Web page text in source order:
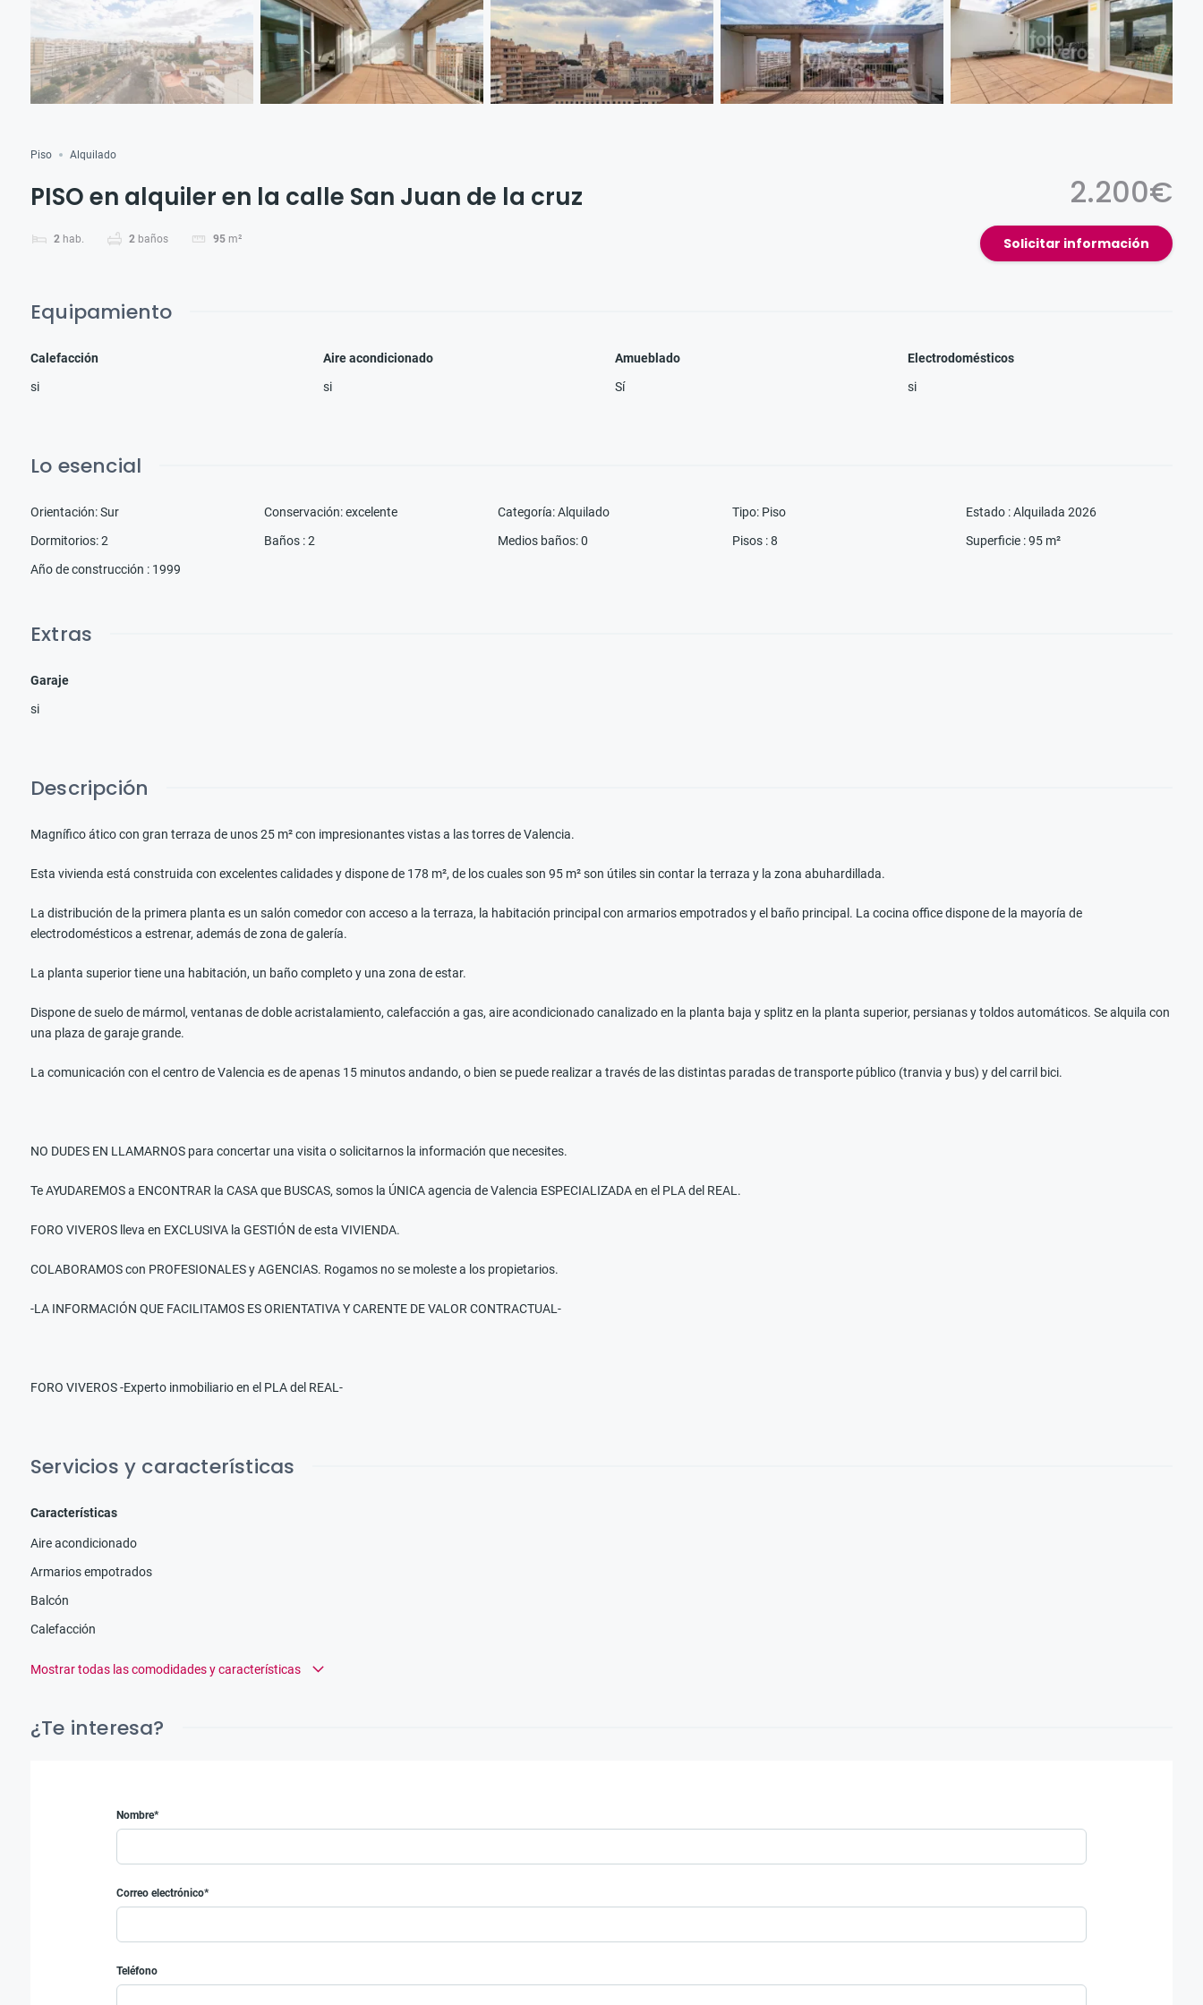
Piso Alquilado
PISO en alquiler en la calle San Juan de la cruz
2 hab. 2 baños 95 m²
2.200€
Solicitar información
Equipamiento
Calefacción
si
Aire acondicionado
si
Amueblado
Sí
Electrodomésticos
si
Lo esencial
Orientación:Sur Conservación:excelente Categoría: Alquilado Tipo: Piso Estado : Alquilada 2026
Dormitorios:2 Baños :2 Medios baños: 0 Pisos : 8 Superficie : 95 m²
Año de construcción : 1999
Extras
Garaje
si
Descripción
Magnífico ático con gran terraza de unos 25 m² con impresionantes vistas a las torres de Valencia.
Esta vivienda está construida con excelentes calidades y dispone de 178 m², de los cuales son 95 m² son útiles sin contar la terraza y la zona abuhardillada.
La distribución de la primera planta es un salón comedor con acceso a la terraza, la habitación principal con armarios empotrados y el baño principal. La cocina office dispone de la mayoría de
electrodomésticos a estrenar, además de zona de galería.
La planta superior tiene una habitación, un baño completo y una zona de estar.
Dispone de suelo de mármol, ventanas de doble acristalamiento, calefacción a gas, aire acondicionado canalizado en la planta baja y splitz en la planta superior, persianas y toldos automáticos. Se alquila con
una plaza de garaje grande.
La comunicación con el centro de Valencia es de apenas 15 minutos andando, o bien se puede realizar a través de las distintas paradas de transporte público (tranvia y bus) y del carril bici.
NO DUDES EN LLAMARNOS para concertar una visita o solicitarnos la información que necesites.
Te AYUDAREMOS a ENCONTRAR la CASA que BUSCAS, somos la ÚNICA agencia de Valencia ESPECIALIZADA en el PLA del REAL.
FORO VIVEROS lleva en EXCLUSIVA la GESTIÓN de esta VIVIENDA.
COLABORAMOS con PROFESIONALES y AGENCIAS. Rogamos no se moleste a los propietarios.
-LA INFORMACIÓN QUE FACILITAMOS ES ORIENTATIVA Y CARENTE DE VALOR CONTRACTUAL-
FORO VIVEROS -Experto inmobiliario en el PLA del REAL-
Servicios y características
Características
Aire acondicionado
Armarios empotrados
Balcón
Calefacción
Mostrar todas las comodidades y características
¿Te interesa?
Nombre*
Correo electrónico*
Teléfono